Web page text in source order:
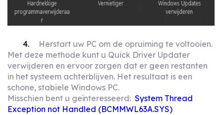
Herstart uw PC om de opruiming te voltooien.
Met deze methode kunt u Quick Driver Updater
verwijderen en ervoor zorgen dat er geen restanten
in het systeem achterblijven. Het resultaat is een
schone, stabiele Windows PC.
Misschien bent u geïnteresseerd: System Thread
Exception not Handled (BCMMWL63A.SYS)